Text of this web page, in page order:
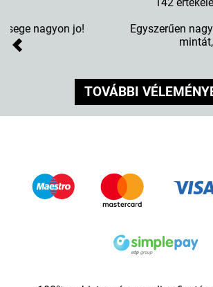
Egyszerűen nagyon jól nézz ki a
mintát, most az van nekem
Previous
TOVÁBBI